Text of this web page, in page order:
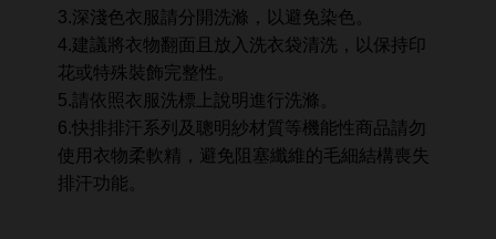
3.深淺色衣服請分開洗滌，以避免染色。
4.建議將衣物翻面且放入洗衣袋清洗，以保持印
花或特殊裝飾完整性。
5.請依照衣服洗標上說明進行洗滌。
6.快排排汗系列及聰明紗材質等機能性商品請勿
使用衣物柔軟精，避免阻塞纖維的毛細結構喪失
排汗功能。